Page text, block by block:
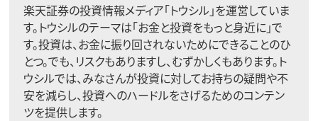
楽天証券の投資情報メディア「トウシル」を運営していま
す。トウシルのテーマは「お金と投資をもっと身近に」で
す。投資は、お金に振り回されないためにできることのひ
とつ。でも、リスクもありますし、むずかしくもあります。ト
ウシルでは、みなさんが投資に対してお持ちの疑問や不
安を減らし、投資へのハードルをさげるためのコンテン
ツを提供します。